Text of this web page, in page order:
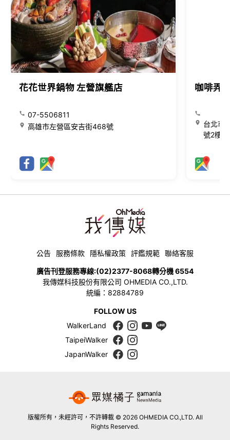
花花世界鍋物 左營旗艦店
07-5506811
高雄市左營區安吉街468號
咖啡弄
台北市
號2樓
公告 服務條款 隱私權政策 評鑑規範 聯絡客服
廣告刊登服務專線:(02)2377-8068轉分機 6554
我傳媒科技股份有限公司 OHMEDIA CO.,LTD.
統編：82884789
FOLLOW US
WalkerLand
TaipeiWalker
JapanWalker
版權所有，未經許可，不許轉載 © 2026 OHMEDIA CO.,LTD. All
Rights Reserved.